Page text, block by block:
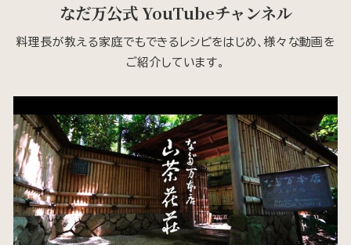
なだ万公式 YouTubeチャンネル
料理長が教える家庭でもできるレシピをはじめ、様々な動画を
ご紹介しています。